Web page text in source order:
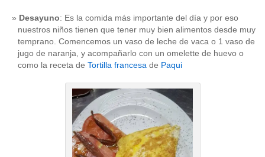
Desayuno: Es la comida más importante del día y por eso
nuestros niños tienen que tener muy bien alimentos desde muy
temprano. Comencemos un vaso de leche de vaca o 1 vaso de
jugo de naranja, y acompañarlo con un omelette de huevo o
como la receta de Tortilla francesa de Paqui